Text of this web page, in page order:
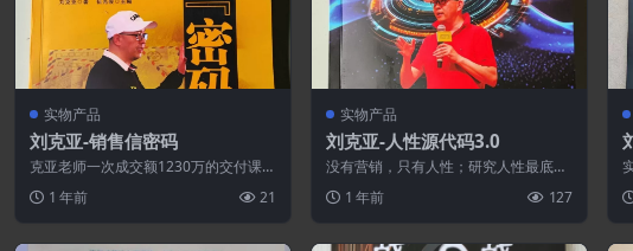
实物产品
刘克亚-销售信密码
克亚老师一次成交额1230万的交付课程
要学会销...
1 年前 21
实物产品
刘克亚-人性源代码3.0
没有营销，只有人性；研究人性最底层
脑的工作原理...
1 年前 127